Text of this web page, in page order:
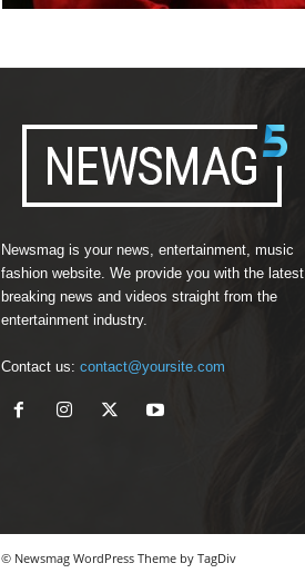
Newsmag is your news, entertainment, music
fashion website. We provide you with the latest
breaking news and videos straight from the
entertainment industry.
Contact us: contact@yoursite.com
© Newsmag WordPress Theme by TagDiv